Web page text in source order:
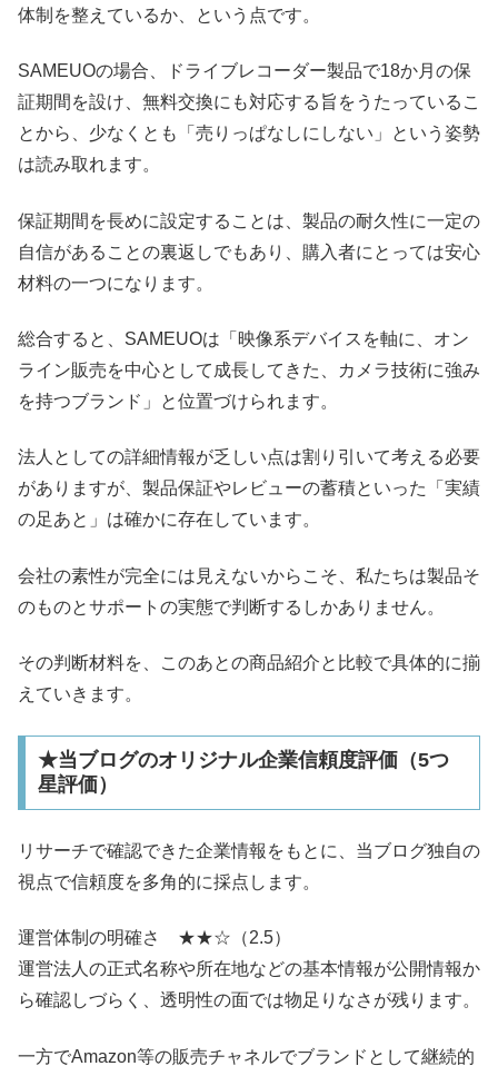
体制を整えているか、という点です。
SAMEUOの場合、ドライブレコーダー製品で18か月の保
証期間を設け、無料交換にも対応する旨をうたっているこ
とから、少なくとも「売りっぱなしにしない」という姿勢
は読み取れます。
保証期間を長めに設定することは、製品の耐久性に一定の
自信があることの裏返しでもあり、購入者にとっては安心
材料の一つになります。
総合すると、SAMEUOは「映像系デバイスを軸に、オン
ライン販売を中心として成長してきた、カメラ技術に強み
を持つブランド」と位置づけられます。
法人としての詳細情報が乏しい点は割り引いて考える必要
がありますが、製品保証やレビューの蓄積といった「実績
の足あと」は確かに存在しています。
会社の素性が完全には見えないからこそ、私たちは製品そ
のものとサポートの実態で判断するしかありません。
その判断材料を、このあとの商品紹介と比較で具体的に揃
えていきます。
★当ブログのオリジナル企業信頼度評価（5つ
星評価）
リサーチで確認できた企業情報をもとに、当ブログ独自の
視点で信頼度を多角的に採点します。
運営体制の明確さ ★★☆（2.5）
運営法人の正式名称や所在地などの基本情報が公開情報か
ら確認しづらく、透明性の面では物足りなさが残ります。
一方でAmazon等の販売チャネルでブランドとして継続的